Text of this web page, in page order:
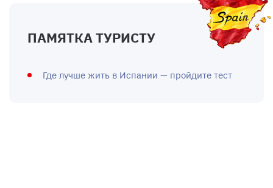
ПАМЯТКА ТУРИСТУ
Где лучше жить в Испании — пройдите тест